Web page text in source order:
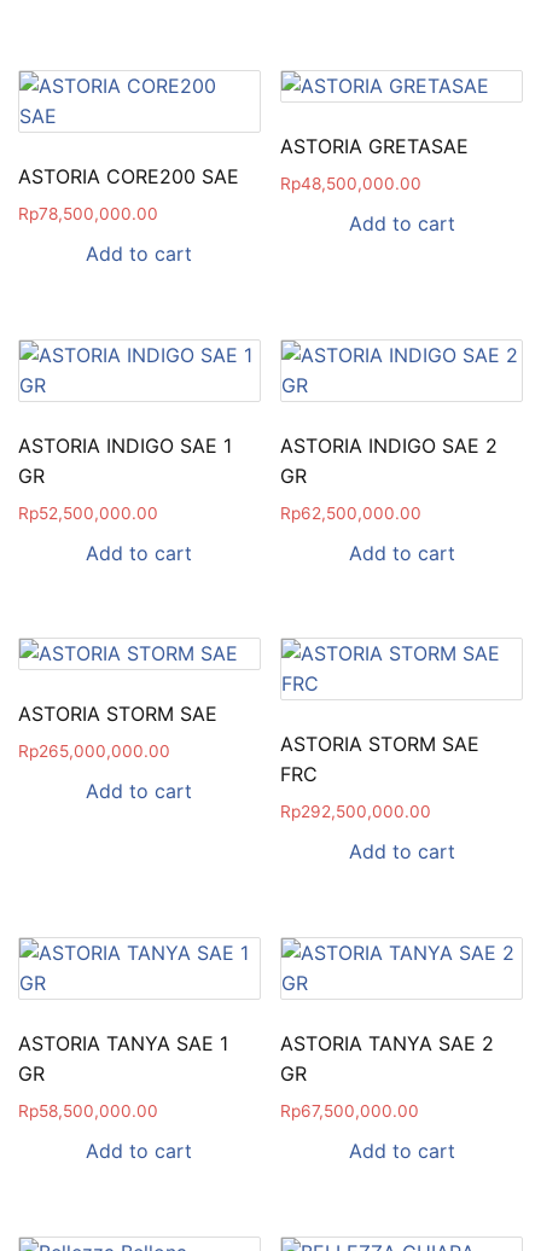
ASTORIA CORE200 SAE
Rp78,500,000.00
Add to cart
ASTORIA GRETASAE
Rp48,500,000.00
Add to cart
ASTORIA INDIGO SAE 1
GR
Rp52,500,000.00
Add to cart
ASTORIA INDIGO SAE 2
GR
Rp62,500,000.00
Add to cart
ASTORIA STORM SAE
Rp265,000,000.00
Add to cart
ASTORIA STORM SAE
FRC
Rp292,500,000.00
Add to cart
ASTORIA TANYA SAE 1
GR
Rp58,500,000.00
Add to cart
ASTORIA TANYA SAE 2
GR
Rp67,500,000.00
Add to cart